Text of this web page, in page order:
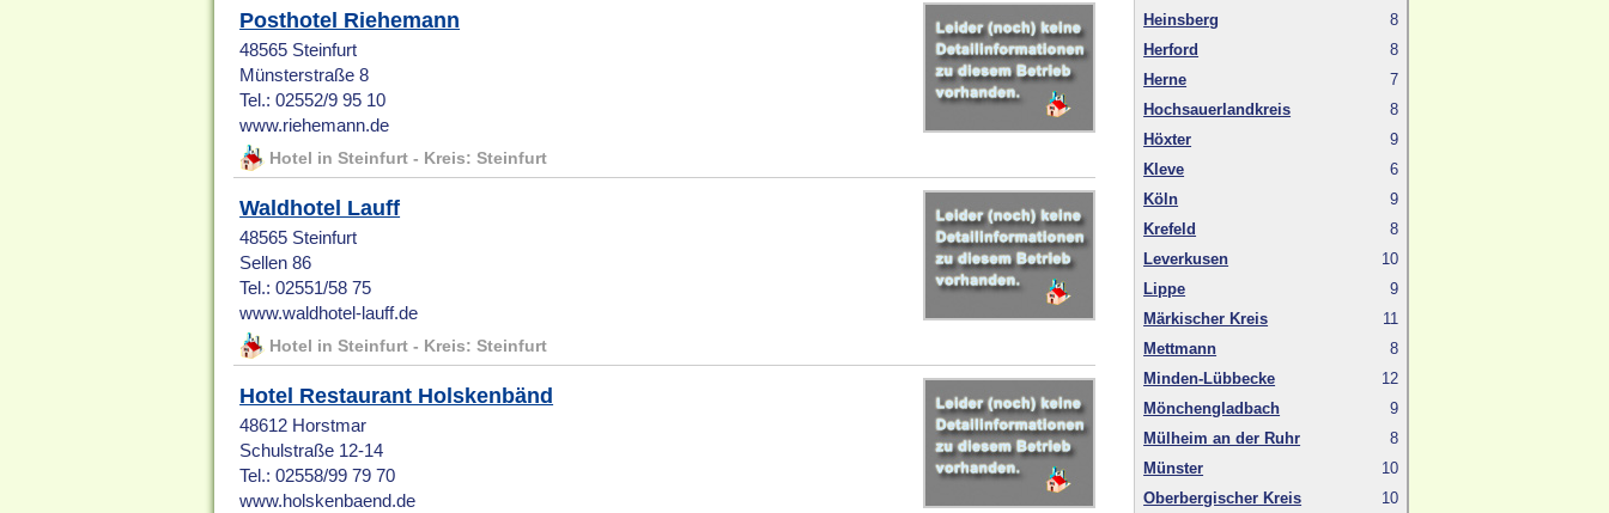
Posthotel Riehemann
48565 Steinfurt
Münsterstraße 8
Tel.: 02552/9 95 10
www.riehemann.de
Hotel in Steinfurt - Kreis: Steinfurt
Waldhotel Lauff
48565 Steinfurt
Sellen 86
Tel.: 02551/58 75
www.waldhotel-lauff.de
Hotel in Steinfurt - Kreis: Steinfurt
Hotel Restaurant Holskenbänd
48612 Horstmar
Schulstraße 12-14
Tel.: 02558/99 79 70
www.holskenbaend.de
Heinsberg
8
Herford
8
Herne
7
Hochsauerlandkreis
8
Höxter
9
Kleve
6
Köln
9
Krefeld
8
Leverkusen
10
Lippe
9
Märkischer Kreis
11
Mettmann
8
Minden-Lübbecke
12
Mönchengladbach
9
Mülheim an der Ruhr
8
Münster
10
Oberbergischer Kreis
10